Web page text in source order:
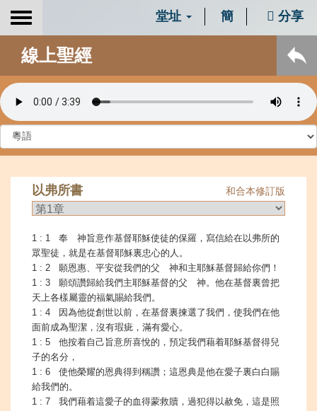
Toggle
堂址 簡 分享
線上聖經
以弗所書 和合本修訂版
1 : 1 奉 神旨意作基督耶穌使徒的保羅，寫信給在以弗所的
眾聖徒，就是在基督耶穌裏忠心的人。
1 : 2 願恩惠、平安從我們的父 神和主耶穌基督歸給你們！
1 : 3 願頌讚歸給我們主耶穌基督的父 神。他在基督裏曾把
天上各樣屬靈的福氣賜給我們。
1 : 4 因為他從創世以前，在基督裏揀選了我們，使我們在他
面前成為聖潔，沒有瑕疵，滿有愛心。
1 : 5 他按着自己旨意所喜悅的，預定我們藉着耶穌基督得兒
子的名分，
1 : 6 使他榮耀的恩典得到稱讚；這恩典是他在愛子裏白白賜
給我們的。
1 : 7 我們藉着這愛子的血得蒙救贖，過犯得以赦免，這是照